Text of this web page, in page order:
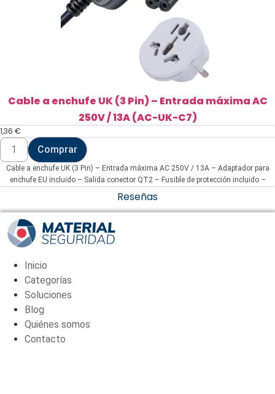
Cable a enchufe UK (3 Pin) – Entrada máxima AC
250V / 13A (AC-UK-C7)
1,36 €
Cable
enchufe
UK
Entrada
máxima
AC
250V
(AC-
UK-
cantidad
Comprar
Cable a enchufe UK (3 Pin) – Entrada máxima AC 250V / 13A – Adaptador para
enchufe EU incluido – Salida conector QT2 – Fusible de protección incluido –
Longitud 140cm
Reseñas
Inicio
Categorías
Soluciones
Blog
Quiénes somos
Contacto